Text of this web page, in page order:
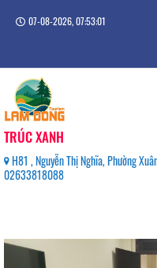
07-08-2026, 07:53:01
TRÚC XANH
H81 , Nguyễn Thị Nghĩa, Phường
02633818088